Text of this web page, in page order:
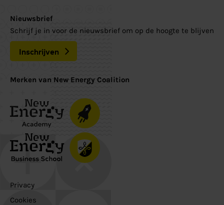
Nieuwsbrief
Schrijf je in voor de nieuwsbrief om op de hoogte te blijven
Inschrijven
Merken van New Energy Coalition
Privacy
Cookies